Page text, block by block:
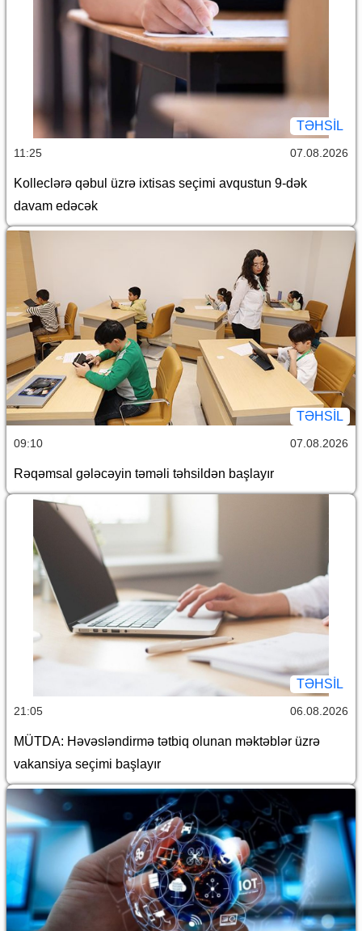
TƏHSIL
11:25 07.08.2026
Kolleclərə qəbul üzrə ixtisas seçimi avqustun 9-dək
davam edəcək
TƏHSIL
09:10 07.08.2026
Rəqəmsal gələcəyin təməli təhsildən başlayır
TƏHSIL
21:05 06.08.2026
MÜTDA: Həvəsləndirmə tətbiq olunan məktəblər üzrə
vakansiya seçimi başlayır